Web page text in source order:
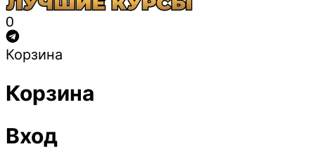
0
Корзина
Корзина
Вход